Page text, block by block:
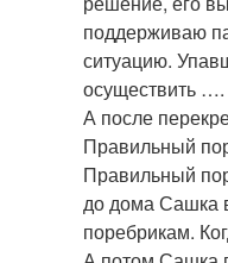
поддерживаю
ситуацию.
осуществить ….
А после
Правильный
Правильный
до дома Сашка
поребрикам.